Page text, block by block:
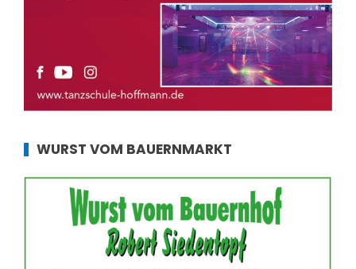
WURST VOM BAUERNMARKT